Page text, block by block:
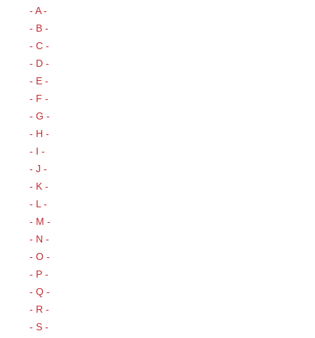
- A -
- B -
- C -
- D -
- E -
- F -
- G -
- H -
- I -
- J -
- K -
- L -
- M -
- N -
- O -
- P -
- Q -
- R -
- S -